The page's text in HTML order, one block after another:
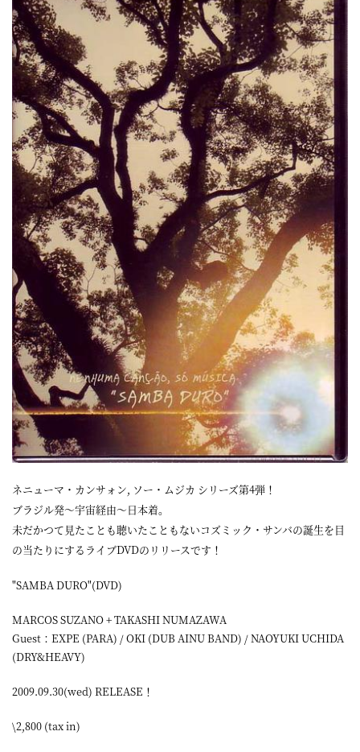
ネニューマ・カンサォン, ソー・ムジカ シリーズ第4弾！
ブラジル発～宇宙経由～日本着。
未だかつて見たことも聴いたこともないコズミック・サンバの誕生を目
の当たりにするライブDVDのリリースです！
"SAMBA DURO"(DVD)
MARCOS SUZANO + TAKASHI NUMAZAWA
Guest：EXPE (PARA) / OKI (DUB AINU BAND) / NAOYUKI UCHIDA
(DRY&HEAVY)
2009.09.30(wed) RELEASE！
\2,800 (tax in)